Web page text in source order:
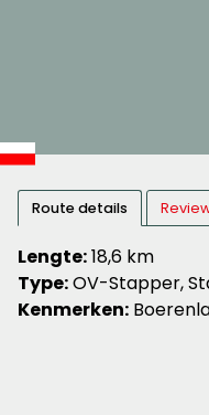
Route details
Lengte:18,6 km
Type:OV-Stapper,
Kenmerken: